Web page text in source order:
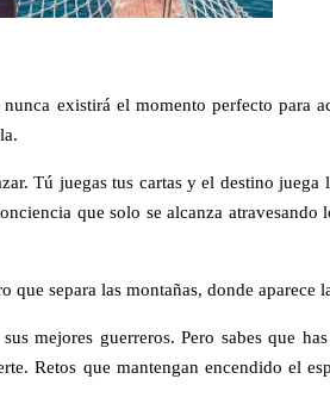
existirá el momento perfecto para
Tú juegas tus cartas y el destino juega
que solo se alcanza atravesando
que separa las montañas, donde aparece
mejores guerreros. Pero sabes que
Retos que mantengan encendido el